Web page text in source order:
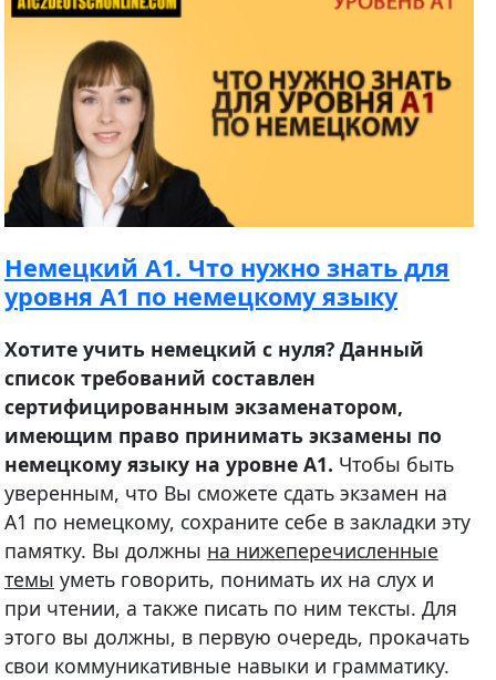
Немецкий А1. Что нужно знать для
уровня А1 по немецкому языку
Хотите учить немецкий с нуля? Данный
список требований составлен
сертифицированным экзаменатором,
имеющим право принимать экзамены по
немецкому языку на уровне А1. Чтобы быть
уверенным, что Вы сможете сдать экзамен на
A1 по немецкому, сохраните себе в закладки эту
памятку. Вы должны на нижеперечисленные
темы уметь говорить, понимать их на слух и
при чтении, а также писать по ним тексты. Для
этого вы должны, в первую очередь, прокачать
свои коммуникативные навыки и грамматику.